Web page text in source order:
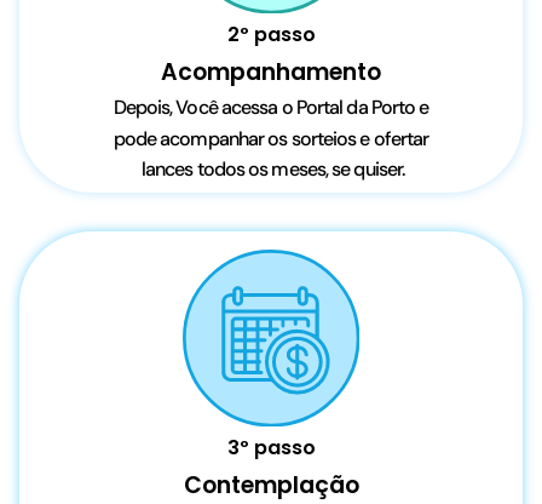
2º passo
Acompanhamento
Depois, Você acessa o Portal da Porto e
pode acompanharos sorteios e ofertar
lancestodos os meses, se quiser.
3º passo
Contemplação